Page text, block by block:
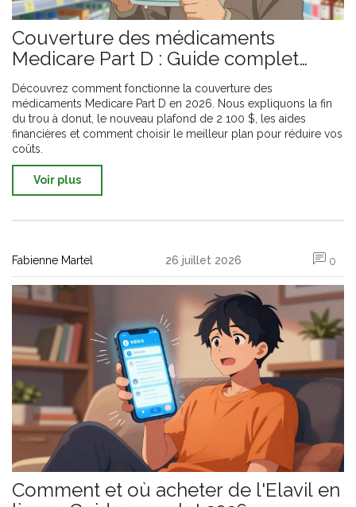
Couverture des médicaments
Medicare Part D : Guide complet
pour les patients en 2026
Découvrez comment fonctionne la couverture des
médicaments Medicare Part D en 2026. Nous expliquons la fin
du trou à donut, le nouveau plafond de 2 100 $, les aides
financières et comment choisir le meilleur plan pour réduire vos
coûts.
Voir plus
Fabienne Martel 26 juillet 2026 0
Comment et où acheter de l'Elavil en